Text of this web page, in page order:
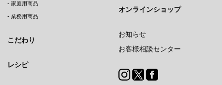
- 家庭用商品
- 業務用商品
こだわり
レシピ
オンラインショップ
お知らせ
お客様相談センター